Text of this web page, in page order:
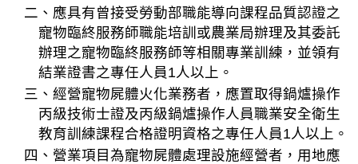
二、應具有曾接受勞動部職能導向課程品質認證之
寵物臨終服務師職能培訓或農業局辦理及其委託
辦理之寵物臨終服務師等相關專業訓練，並領有
結業證書之專任人員1人以上。
三、經營寵物屍體火化業務者，應置取得鍋爐操作
丙級技術士證及丙級鍋爐操作人員職業安全衛生
教育訓練課程合格證明資格之專任人員1人以上。
四、營業項目為寵物屍體處理設施經營者，用地應